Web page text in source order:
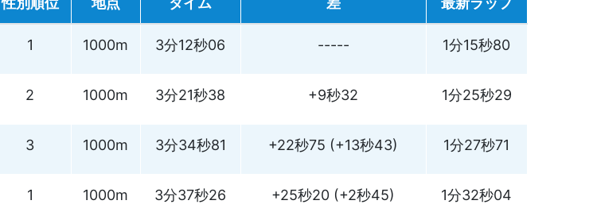
1 1000m 3分12秒06 ----- 1分15秒80
2 1000m 3分21秒38 +9秒32 1分25秒29
3 1000m 3分34秒81 +22秒75 (+13秒43) 1分27秒71
1 1000m 3分37秒26 +25秒20 (+2秒45) 1分32秒04